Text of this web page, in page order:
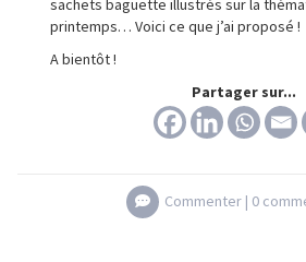
sachets baguette illustrés sur la
printemps… Voici ce que j’ai proposé !
A bientôt !
Partager sur...
Commenter | 0